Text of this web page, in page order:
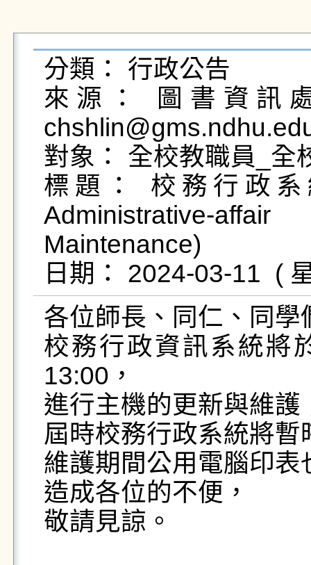
分類： 行政公告
來源： 圖書資訊
對象： 全校教職員_全
標題： 校務行政系
Administrative-
Maintenance)
各位師長、同仁、同
校務行政資訊系統將
13:00，
進行主機的更新與維
屆時校務行政系統將
維護期間公用電腦印
造成各位的不便，
敬請見諒。